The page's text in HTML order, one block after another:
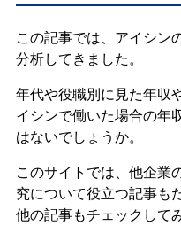
この記事では、アイシン
分析してきました。
年代や役職別に見た年収
イシンで働いた場合の年
はないでしょうか。
このサイトでは、他企業
究について役立つ記事も
他の記事もチェックして